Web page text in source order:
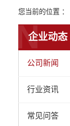
您当前的位置 ：
企业动态
N
公司新闻
行业资讯
常见问答